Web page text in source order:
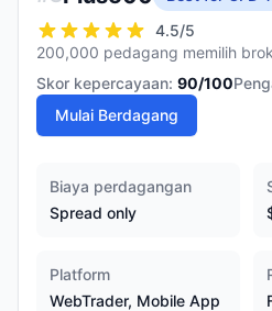
4.5/5
200,000 pedagang memilih
Skor kepercayaan: 90/100
Mulai Berdagang
Biaya perdagangan
Spread only
Platform
WebTrader, Mobile App